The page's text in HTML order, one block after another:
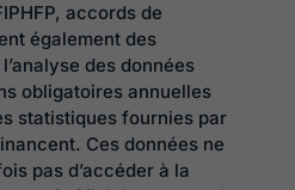
accords de
également des
des données
obligatoires annuelles
statistiques fournies par
Ces données ne
pas d’accéder à la